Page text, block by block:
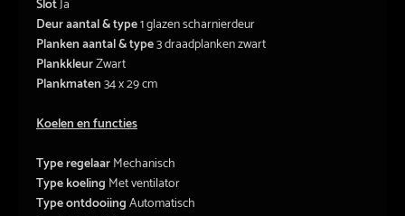
SlotJa
Deur aantal & type1 glazen scharnierdeur
Planken aantal & type3 draadplanken zwart
PlankkleurZwart
Plankmaten34 x 29 cm
Koelen en functies
Type regelaarMechanisch
Type koeling Met ventilator
Type ontdooiingAutomatisch